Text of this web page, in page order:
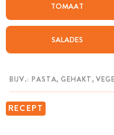
TOMAAT
SALADES
RECEPT
WEEKMENU
CHAT MET MAIA
MIJN BEWAARDE RECEPTEN